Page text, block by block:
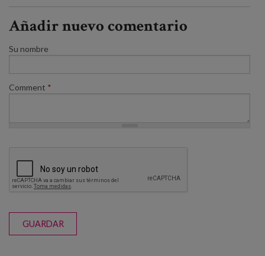
Añadir nuevo comentario
Su nombre
Comment *
GUARDAR